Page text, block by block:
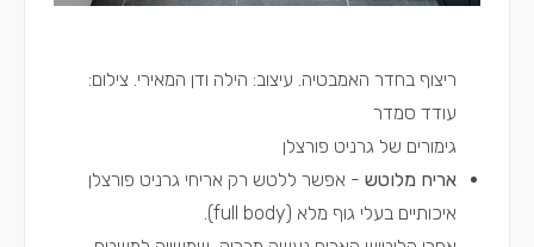
ריצוף בחדר האמבטיה. עיצוב: הילה ודן המאירי. צילום:
עודד סמדר
גימורים של גרניט פורצלן
אריח מלוטש - אפשר ללטש רק אריחי גרניט פורצלן
איכותיים בעלי גוף מלא (full body).